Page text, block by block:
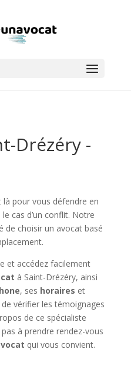
Drézéry -
là pour vous défendre en
cas d’un conflit. Notre
de choisir un avocat basé
et accédez facilement
à Saint-Drézéry, ainsi
, ses horaires et
vérifier les témoignages
de ce spécialiste
pas à prendre rendez-vous
qui vous convient.